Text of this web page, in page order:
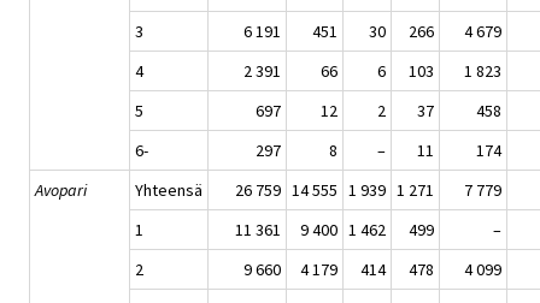
3
6 191 451 30 266
4 679
4
2 391 66 6 103
1 823
5
697 12 2 37
458
6-
297 8 – 11
174
Avopari
Yhteensä 26 759 14 555 1 939 1 271
7 779
1
11 361 9 400 1 462 499
–
2
9 660 4 179 414 478
4 099